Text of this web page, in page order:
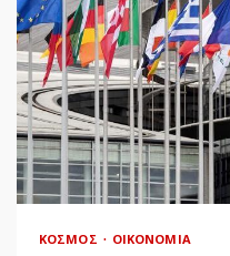
ΚΌΣΜΟΣ ΟΙΚΟΝΟΜΊΑ